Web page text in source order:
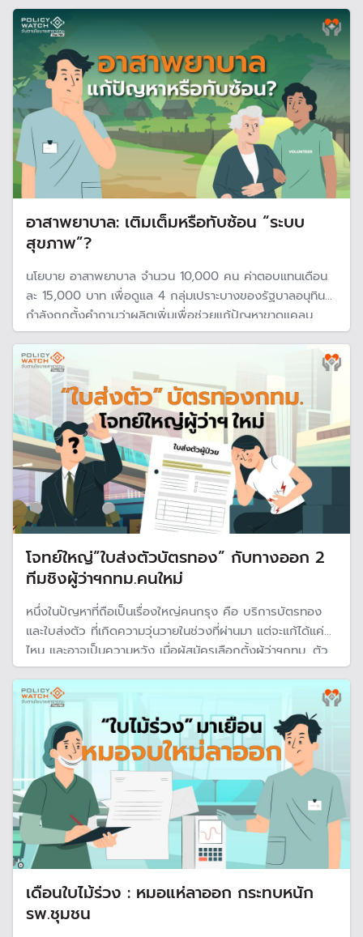
ความเหมาะสมหรือไม่ ขณะที่งบประมาณด้านสุขภาพมีน้อยควร
จะจัดลำดับความสำคัญก่อนหรือไม
อาสาพยาบาล: เติมเต็มหรือทับซ้อน “ระบบ
สุขภาพ”?
นโยบาย อาสาพยาบาล จำนวน 10,000 คน ค่าตอบแทนเดือน
ละ 15,000 บาท เพื่อดูแล 4 กลุ่มเปราะบางของรัฐบาลอนุทิน
กำลังถูกตั้งคำถามว่าผลิตเพิ่มเพื่อช่วยแก้ปัญหาขาดแคลน
บุคลากรทางสาธารณสุข หรือ ซ้ำซ้อนกับระบบเดิมที่มี Gare
Giver และพยาบาลวิชาชีพอยู่แล้ว
โจทย์ใหญ่”ใบส่งตัวบัตรทอง” กับทางออก 2
ทีมชิงผู้ว่าฯกทม.คนใหม่
หนึ่งในปัญหาที่ถือเป็นเรื่องใหญ่คนกรุง คือ บริการบัตรทอง
และใบส่งตัว ที่เกิดความวุ่นวายในช่วงที่ผ่านมา แต่จะแก้ได้แค่
ไหน และอาจเป็นความหวัง เมื่อผู้สมัครเลือกตั้งผู้ว่าฯกทม. ตัว
เต็ง 2 ทีม คือ "ชัชชาติ" และดร.โจ จากพรรคประชาชน ต่างก็
เสนอแนวทางการแก้ปัญหาการบริการสุขภาพ โดยเฉพาะใบ
ส่งตัวบัตรทอง
เดือนใบไม้ร่วง : หมอแห่ลาออก กระทบหนัก
รพ.ชุมชน